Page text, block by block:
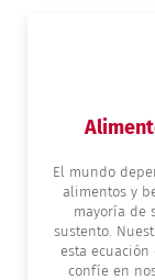
El mundo
alimentos y
mayoría de
sustento.
esta
confíe en